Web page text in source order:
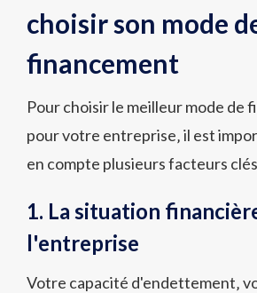
choisir son mode
financement
Pour choisir le meilleur mode de
pour votre entreprise‚ il est
en compte plusieurs facteurs
1. La situation
l'entreprise
Votre capacité d'endettement‚